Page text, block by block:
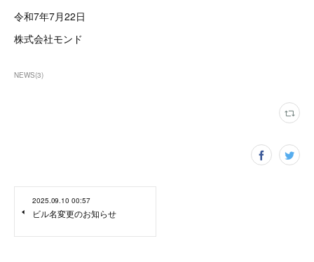
令和7年7月22日
株式会社モンド
NEWS(3)
2025.09.10 00:57
ビル名変更のお知らせ